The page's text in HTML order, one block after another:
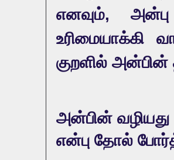
எனவும்,
உரிமையாக்கி
குறளில்
அன்பின் வழியது
என்பு தோல்